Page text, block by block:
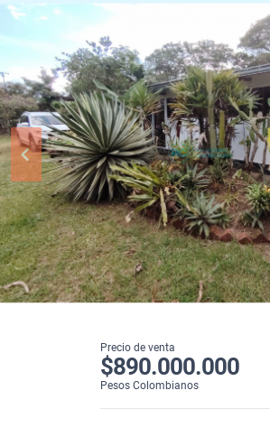
Precio de venta
$890.000.000
Pesos Colombianos